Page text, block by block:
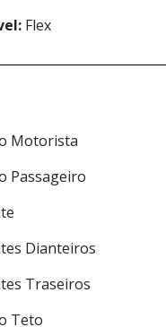
Flex
Motorista
Passageiro
Dianteiros
Traseiros
Teto